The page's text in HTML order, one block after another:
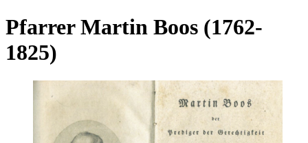
Pfarrer Martin Boos (1762-
1825)